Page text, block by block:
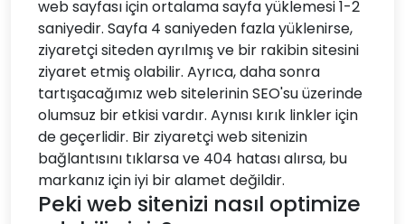
web sayfası için ortalama sayfa yüklemesi 1-2
saniyedir. Sayfa 4 saniyeden fazla yüklenirse,
ziyaretçi siteden ayrılmış ve bir rakibin sitesini
ziyaret etmiş olabilir. Ayrıca, daha sonra
tartışacağımız web sitelerinin SEO'su üzerinde
olumsuz bir etkisi vardır. Aynısı kırık linkler için
de geçerlidir. Bir ziyaretçi web sitenizin
bağlantısını tıklarsa ve 404 hatası alırsa, bu
markanız için iyi bir alamet değildir.
Peki web sitenizi nasıl optimize